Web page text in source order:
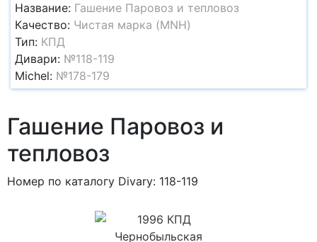
Название: Гашение Паровоз и тепловоз
Качество: Чистая марка (MNH)
Тип: КПД
Дивари: №118-119
Michel: №178-179
Гашение Паровоз и
тепловоз
Номер по каталогу Divary: 118-119